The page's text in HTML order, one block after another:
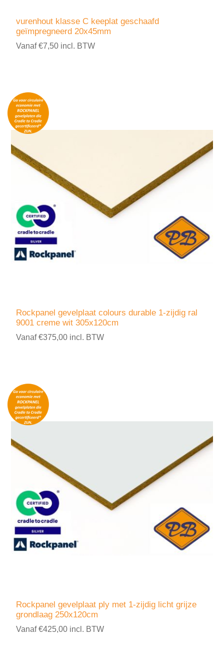
vurenhout klasse C keeplat geschaafd
geïmpregneerd 20x45mm
Vanaf €7,50 incl. BTW
Rockpanel gevelplaat colours durable 1-zijdig ral
9001 creme wit 305x120cm
Vanaf €375,00 incl. BTW
Rockpanel gevelplaat ply met 1-zijdig licht grijze
grondlaag 250x120cm
Vanaf €425,00 incl. BTW